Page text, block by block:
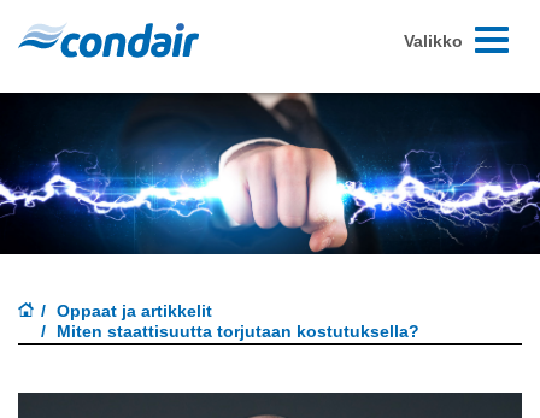
Toggle-
Valikko
Oppaat ja artikkelit
Miten staattisuutta torjutaan kostutuksella?